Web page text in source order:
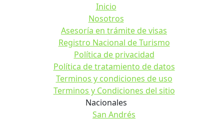
Inicio
Nosotros
Asesoría en trámite de visas
Registro Nacional de Turismo
Política de privacidad
Política de tratamiento de datos
Terminos y condiciones de uso
Terminos y Condiciones del sitio
Nacionales
San Andrés